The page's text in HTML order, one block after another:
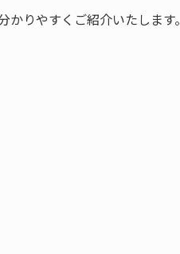
りやすくご紹介いたします。